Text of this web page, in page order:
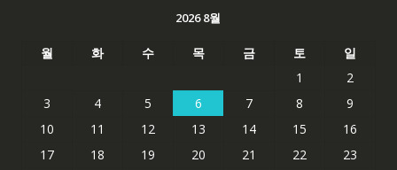
2026 8월
월 화 수 목 금 토
일
1
2
3
4 5 6 7 8
9
10
11 12 13 14 15
16
17
18 19 20 21 22
23